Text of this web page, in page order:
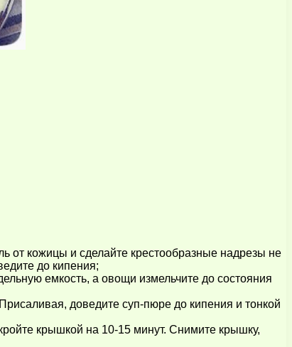
от кожицы и сделайте крестообразные надрезы не
до кипения;
емкость, а овощи измельчите до состояния
доведите суп-пюре до кипения и тонкой
крышкой на 10-15 минут. Снимите крышку,